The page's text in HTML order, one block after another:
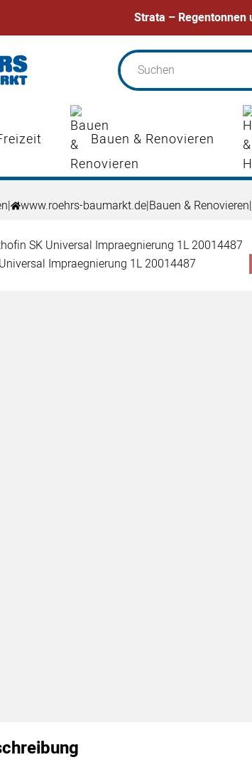
Strata –
springen
Bauen & Renovieren
| www.roehrs-baumarkt.de|Bauen & Renovieren|
springen